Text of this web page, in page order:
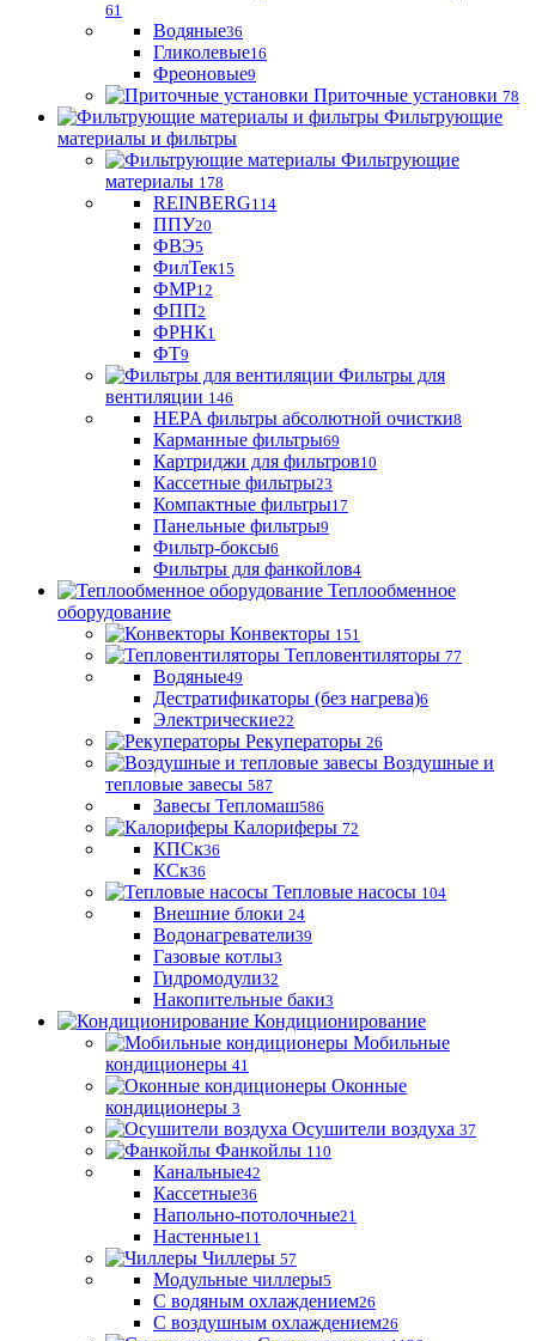
61
Водяные36
Гликолевые16
Фреоновые9
Приточные установки 78
Фильтрующие
материалы и фильтры
Фильтрующие
материaлы 178
REINBERG114
ППУ20
ФВЭ5
ФилТек15
ФМР12
ФПП2
ФРНК1
ФТ9
Фильтры для
вентиляции 146
HEPA фильтры абсолютной очистки8
Карманные фильтры69
Картриджи для фильтров10
Кассетные фильтры23
Компактные фильтры17
Панельные фильтры9
Фильтр-боксы6
Фильтры для фанкойлов4
Теплообменное
оборудование
Конвекторы 151
Тепловентиляторы 77
Водяные49
Дестратификаторы (без нагрева)6
Электрические22
Рекуператоры 26
Воздушные и
тепловые завесы 587
Завесы Тепломаш586
Калориферы 72
КПСк36
КСк36
Тепловые насосы 104
Внешние блоки 24
Водонагреватели39
Газовые котлы3
Гидромодули32
Накопительные баки3
Кондиционирование
Мобильные
кондиционеры 41
Оконные
кондиционеры 3
Осушители воздуха 37
Фанкойлы 110
Канальные42
Кассетные36
Напольно-потолочные21
Настенные11
Чиллеры 57
Модульные чиллеры5
С водяным охлаждением26
С воздушным охлаждением26